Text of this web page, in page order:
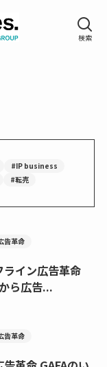
#IP business
#転売
告革命
ライン広告革命
ら広告...
告革命